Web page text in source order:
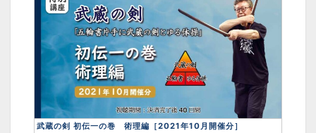
画面をクリックすると元に戻ります。×
武蔵の剣 初伝一の巻 術理編［2021年10月開催分］